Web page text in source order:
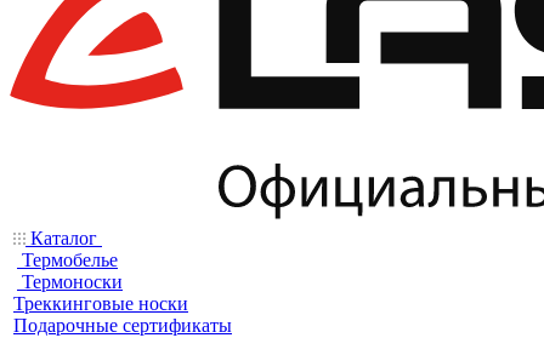
Каталог
Термобелье
Термоноски
Треккинговые носки
Подарочные сертификаты